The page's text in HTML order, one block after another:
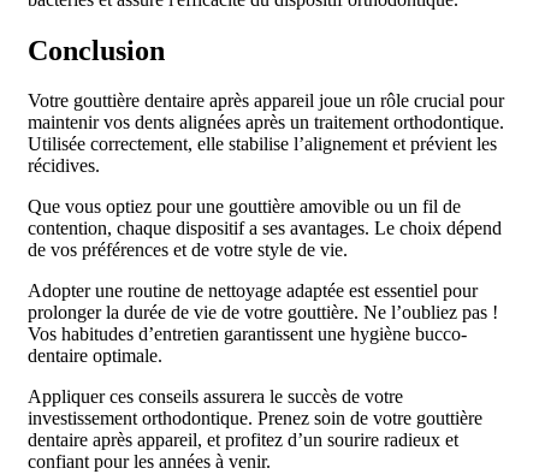
Conclusion
Votre gouttière dentaire après appareil joue un rôle crucial pour
maintenir vos dents alignées après un traitement orthodontique.
Utilisée correctement, elle stabilise l’alignement et prévient les
récidives.
Que vous optiez pour une gouttière amovible ou un fil de
contention, chaque dispositif a ses avantages. Le choix dépend
de vos préférences et de votre style de vie.
Adopter une routine de nettoyage adaptée est essentiel pour
prolonger la durée de vie de votre gouttière. Ne l’oubliez pas !
Vos habitudes d’entretien garantissent une hygiène bucco-
dentaire optimale.
Appliquer ces conseils assurera le succès de votre
investissement orthodontique. Prenez soin de votre gouttière
dentaire après appareil, et profitez d’un sourire radieux et
confiant pour les années à venir.